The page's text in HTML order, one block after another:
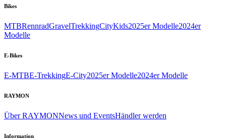
Bikes
MTBRennradGravelTrekkingCityKids2025er Modelle2024er
Modelle
E-Bikes
E-MTBE-TrekkingE-City2025er Modelle2024er Modelle
RAYMON
Über RAYMONNews und EventsHändler werden
Information